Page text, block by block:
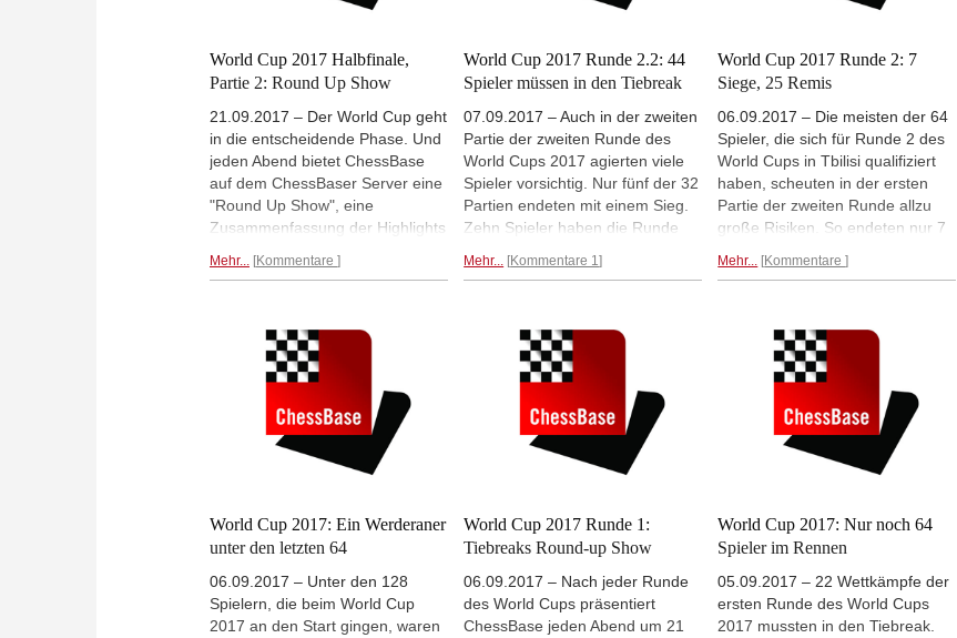
World Cup 2017 Halbfinale,
Partie 2: Round Up Show
21.09.2017 – Der World Cup geht
in die entscheidende Phase. Und
jeden Abend bietet ChessBase
auf dem ChessBaser Server eine
"Round Up Show", eine
Zusammenfassung der Highlights
abend präsentierte Daniel King
Mehr... Kommentare
World Cup 2017 Runde 2.2: 44
Spieler müssen in den Tiebreak
07.09.2017 – Auch in der zweiten
Partie der zweiten Runde des
World Cups 2017 agierten viele
Spieler vorsichtig. Nur fünf der 32
Partien endeten mit einem Sieg.
Zehn Spieler haben die Runde
Tiebreak. Mit dabei ist Matthias
problemlos zu einem Remis kam.
| Fotos: Anastasia Karlovich
Mehr... Kommentare 1
World Cup 2017 Runde 2: 7
Siege, 25 Remis
06.09.2017 – Die meisten der 64
Spieler, die sich für Runde 2 des
World Cups in Tbilisi qualifiziert
haben, scheuten in der ersten
Partie der zweiten Runde allzu
große Risiken. So endeten nur 7
Entscheidung, 25 wurden remis.
Schwarz gegen Alexey Dreev.
Matthias Blübaum kam mit
Schwarz gegen Wesley So zu
einem Remis. | Fotos: Anastasia
Mehr... Kommentare
World Cup 2017: Ein Werderaner
unter den letzten 64
06.09.2017 – Unter den 128
Spielern, die beim World Cup
2017 an den Start gingen, waren
World Cup 2017 Runde 1:
Tiebreaks Round-up Show
06.09.2017 – Nach jeder Runde
des World Cups präsentiert
ChessBase jeden Abend um 21
World Cup 2017: Nur noch 64
Spieler im Rennen
05.09.2017 – 22 Wettkämpfe der
ersten Runde des World Cups
2017 mussten in den Tiebreak.